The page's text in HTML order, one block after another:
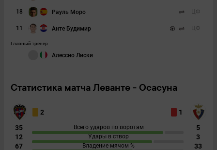
18 Рауль Моро ЦФ
11 Анте Будимир ЦФ
Главный тренер
Алессио Лиски
Статистика матча Леванте - Осасуна
2 1
Всего ударов по воротам
35 5
Удары в створ
12 3
Владение мячом %
67 33